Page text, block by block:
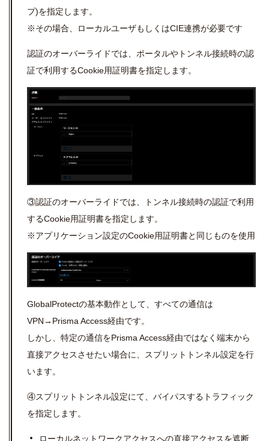
プ)を指定します。
※その場合、ローカルユーザもしくはCIE連携が必要です
認証のオーバーライドでは、ポータルやトンネル接続時の認
証で利用するCookie用証明書を指定します。
③認証のオーバーライドでは、トンネル接続時の認証で利用
するCookie用証明書を指定します。
※アプリケーション設定のCookie用証明書と同じものを使用
GlobalProtectの基本動作として、すべての通信は
VPN→ Prisma Access経由です。
しかし、特定の通信をPrisma Access経由ではなく端末から
直接アクセスさせたい場合に、スプリットトンネル設定を行
います。
④スプリットトンネル設定にて、 バイパスするトラフィック
を指定します。
ローカルネットワークアクセスへの直接アクセスを遮断